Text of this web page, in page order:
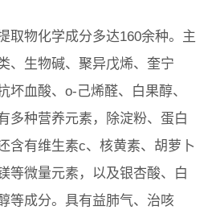
取物化学成分多达160余种。主
、生物碱、聚异戊烯、奎宁
坏血酸、o-己烯醛、白果醇、
多种营养元素，除淀粉、蛋白
含有维生素c、核黄素、胡萝卜
等微量元素，以及银杏酸、白
等成分。具有益肺气、治咳